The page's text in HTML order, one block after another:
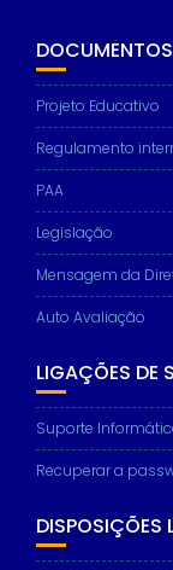
Projeto Educativo
Regulamento
PAA
Legislação
Mensagem da
Auto Avaliação
LIGAÇÕES DE
Suporte
Recuperar a
DISPOSIÇÕES